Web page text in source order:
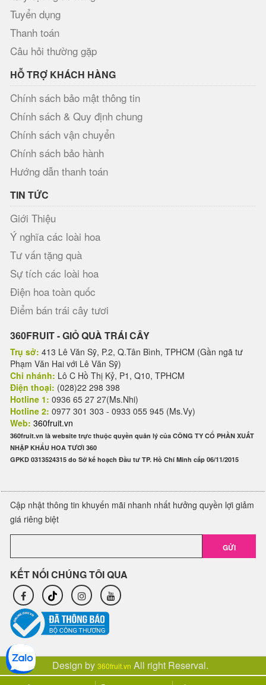
Tuyển dụng
Thanh toán
Câu hỏi thường gặp
HỖ TRỢ KHÁCH HÀNG
Chính sách bảo mật thông tin
Chính sách & Quy định chung
Chính sách vận chuyển
Chính sách bảo hành
Hướng dẫn thanh toán
TIN TỨC
Giới Thiệu
Ý nghĩa các loài hoa
Tư vấn tặng quà
Sự tích các loài hoa
Điện hoa toàn quốc
Điểm bán trái cây tươi
360FRUIT - GIỎ QUÀ TRÁI CÂY
Trụ sở: 413 Lê Văn Sỹ, P.2, Q.Tân Bình, TPHCM (Gần ngã tư
Phạm Văn Hai với Lê Văn Sỹ)
Chi nhánh: Lô C Hồ Thị Kỷ, P1, Q10, TPHCM
Điện thoại: (028)22 298 398
Hotline 1: 0936 65 27 27(Ms.Nhi)
Hotline 2: 0977 301 303 - 0933 055 945 (Ms.Vy)
Web: 360fruit.vn
360fruit.vn là website trực thuộc quyền quản lý của CÔNG TY CỔ PHẦN XUẤT
NHẬP KHẨU HOA TƯƠI 360
GPKD 0313524315 do Sở kế hoạch Đầu tư TP. Hồ Chí Minh cấp 06/11/2015
Cập nhật thông tin khuyến mãi nhanh nhất hưởng quyền lợi giảm
giá riêng biệt
GỬI
KẾT NỐI CHÚNG TÔI QUA
Design by 360fruit.vn All right Reserval.